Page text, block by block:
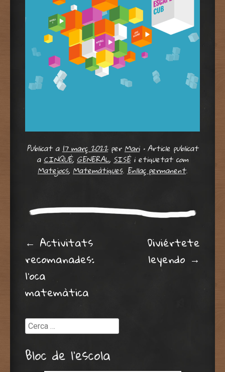
Publicat a17 març 2022perMari •Article publicat
aCINQUÈ, GENERAL, SISÈi etiquetat com
Matejocs, Matemàtiques. Enllaç permanent.
Post navigation
← Activitats
recomanades:
l’oca
matemàtica
Diviértete
leyendo →
Cerca
Bloc de l’escola